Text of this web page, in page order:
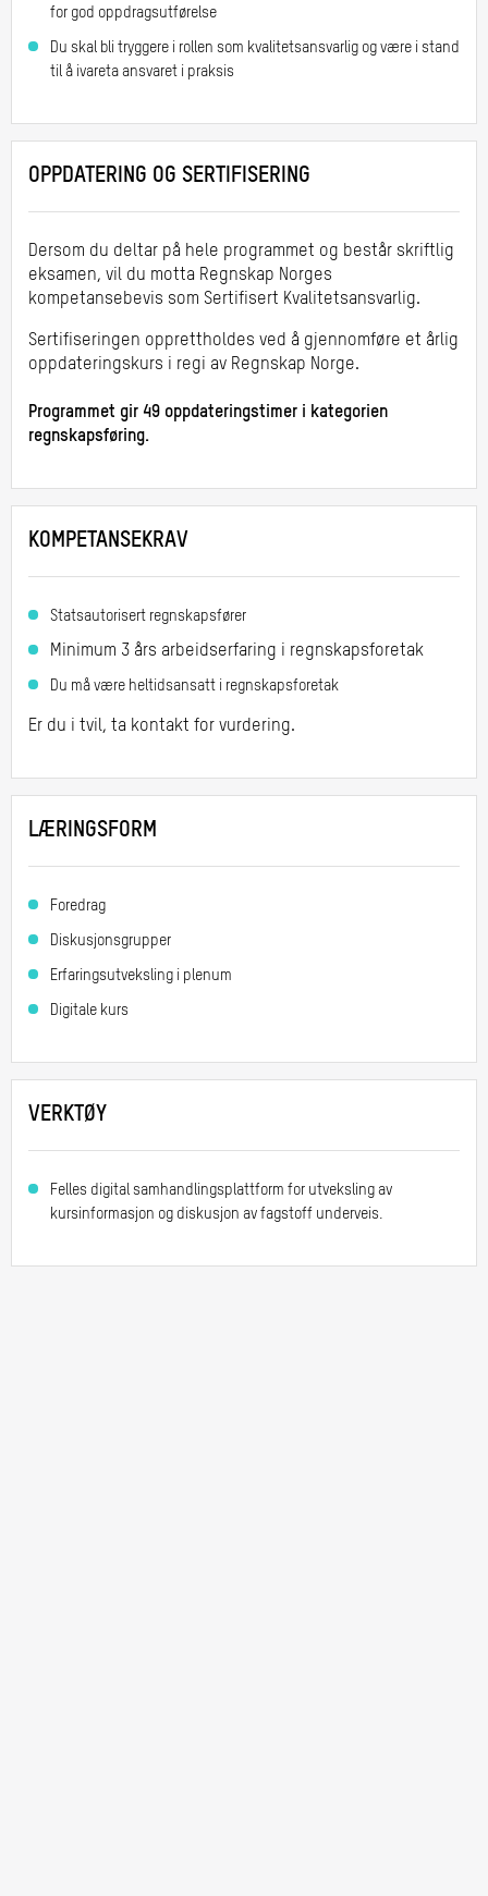
mål, risikoer og tiltak
16:00
16:00
Samling 3
Krav og forventninger til
Evaluering av oppdrag
Kvalitetskontroll av
arbeid
Rollekonflikter
av
07.-08.
desember
10:00-
17:00
09:00-
for god oppdragsutførelse
Du skal bli tryggere i rollen som kvalitetsansvarlig og være i stand
til å ivareta ansvaret i praksis
OPPDATERING OG SERTIFISERING
Dersom du deltar på hele programmet og består skriftlig
eksamen, vil du motta Regnskap Norges
kompetansebevis som Sertifisert Kvalitetsansvarlig.
Sertifiseringen opprettholdes ved å gjennomføre et årlig
oppdateringskurs i regi av Regnskap Norge.
Programmet gir 49 oppdateringstimer i kategorien
regnskapsføring.
KOMPETANSEKRAV
Statsautorisert regnskapsfører
Minimum 3 års arbeidserfaring i regnskapsforetak
Du må være heltidsansatt i regnskapsforetak
Er du i tvil, ta kontakt for vurdering.
LÆRINGSFORM
Foredrag
Diskusjonsgrupper
Erfaringsutveksling i plenum
Digitale kurs
VERKTØY
Felles digital samhandlingsplattform for utveksling av
kursinformasjon og diskusjon av fagstoff underveis.